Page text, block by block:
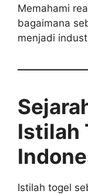
Memahami
bagaimana
menjadi
Istilah
Istilah togel